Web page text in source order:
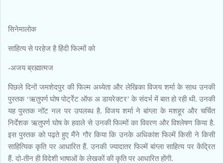
सिनेमालोक
साहित्य से परहेज है हिंदी फिल्मों को
-अजय ब्रह्मात्मज
पिछले दिनों जमशेदपुर की फिल्म अध्येता और लेखिका विजय शर्मा के साथ उनकी
पुस्तक ‘ऋतुपर्ण घोष पोर्ट्रेट ऑफ अ डायरेक्टर’ के संदर्भ में बात हो रही थी. उनकी
यह पुस्तक नॉट नल पर उपलब्ध है. विजय शर्मा ने बांग्ला के मशहूर और चर्चित
निर्देशक ऋतुपर्ण घोष के हवाले से उनकी फिल्मों का विवरण और विश्लेषण किया है.
इस पुस्तक को पढ़ते हुए मैंने गौर किया कि उनके अधिकांश फिल्में किसी ने किसी
साहित्यिक कृति पर आधारित हैं. उनकी ज्यादातर फिल्में बांग्ला साहित्य पर केंद्रित
हैं. दो-तीन ही विदेशी भाषाओं के लेखकों की कृति पर आधारित होंगी.